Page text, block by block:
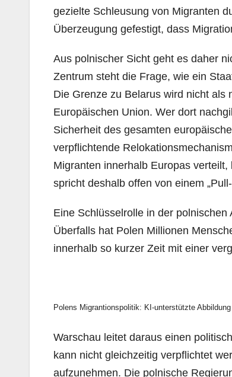
gezielte Schleusung von Migranten
Überzeugung gefestigt, dass
Aus polnischer Sicht geht es daher
Zentrum steht die Frage, wie ein
Die Grenze zu Belarus wird nicht als
Europäischen Union. Wer dort
Sicherheit des gesamten
verpflichtende
Migranten innerhalb Europas
spricht deshalb offen von einem
Eine Schlüsselrolle in der
Überfalls hat Polen Millionen
innerhalb so kurzer Zeit mit einer
Polens Migrantionspolitik: KI-unterstützte
Warschau leitet daraus einen
kann nicht gleichzeitig verpflichtet
aufzunehmen. Die polnische